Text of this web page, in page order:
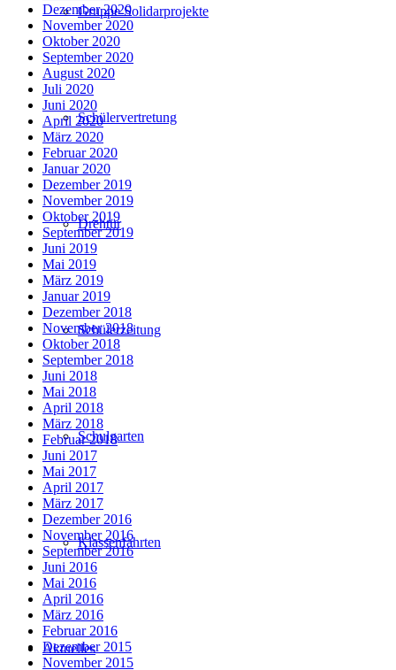
Gruppe Solidarprojekte
Schülervertretung
Drehtür
Schülerzeitung
Schulgarten
Klassenfahrten
Aktuelles
Dezember 2020
November 2020
Oktober 2020
September 2020
August 2020
Juli 2020
Juni 2020
April 2020
März 2020
Februar 2020
Januar 2020
Dezember 2019
November 2019
Oktober 2019
September 2019
Juni 2019
Mai 2019
März 2019
Januar 2019
Dezember 2018
November 2018
Oktober 2018
September 2018
Juni 2018
Mai 2018
April 2018
März 2018
Februar 2018
Juni 2017
Mai 2017
April 2017
März 2017
Dezember 2016
November 2016
September 2016
Juni 2016
Mai 2016
April 2016
März 2016
Februar 2016
Dezember 2015
November 2015